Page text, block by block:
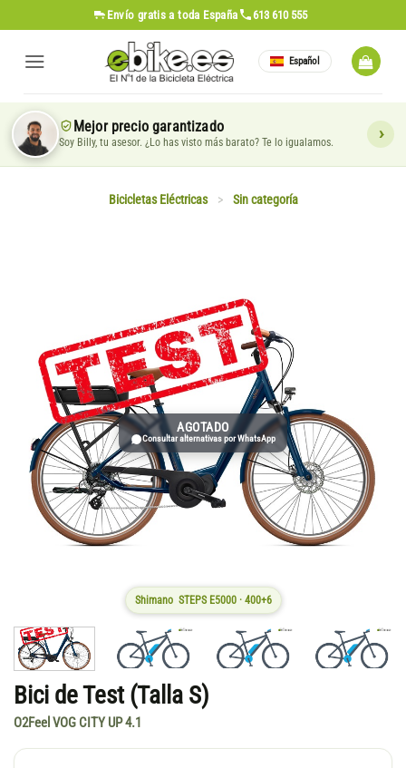
al
contenido
Envío gratis a toda España 613 610 555
Español
Mejor precio garantizado
Soy Billy, tu asesor. ¿Lo has visto más barato? Te lo igualamos.
Bicicletas Eléctricas > Sin categoría
AGOTADO
Consultar alternativas por WhatsApp
Shimano STEPS E5000 · 400+6
Bici de Test (Talla S)
O2Feel VOG CITY UP 4.1